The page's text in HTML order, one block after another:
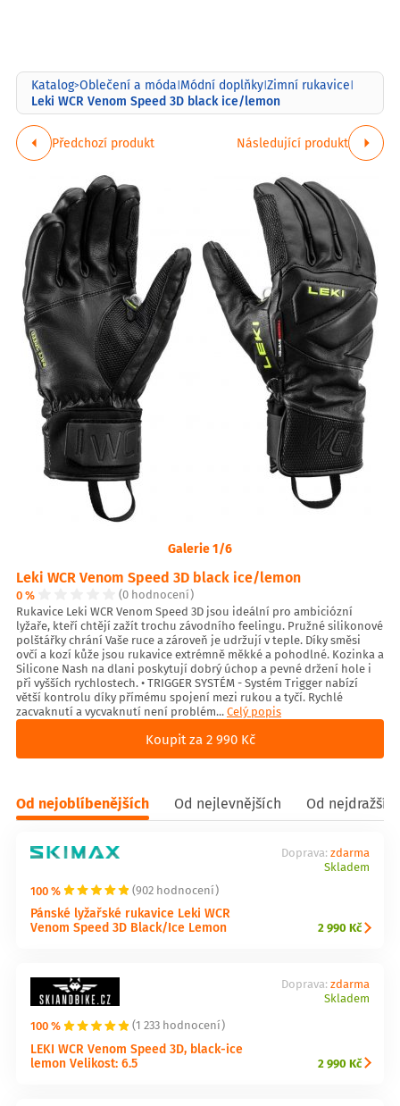
Katalog>Oblečení a móda|Módní doplňky|Zimní rukavice|
Leki WCR Venom Speed 3D black ice/lemon
Předchozí produkt Následující produkt
Galerie 1/6
Leki WCR Venom Speed 3D black ice/lemon
0 %
(0 hodnocení)
Rukavice Leki WCR Venom Speed 3D jsou ideální pro ambiciózní
lyžaře, kteří chtějí zažít trochu závodního feelingu. Pružné silikonové
polštářky chrání Vaše ruce a zároveň je udržují v teple. Díky směsi
ovčí a kozí kůže jsou rukavice extrémně měkké a pohodlné. Kozinka a
Silicone Nash na dlani poskytují dobrý úchop a pevné držení hole i
při vyšších rychlostech. • TRIGGER SYSTÉM - Systém Trigger nabízí
větší kontrolu díky přímému spojení mezi rukou a tyčí. Rychlé
zacvaknutí a vycvaknutí není problém...Celý popis
Koupit za 2 990 Kč
Od nejoblíbenějších Od nejlevnějších Od
100 % (902 hodnocení)
Pánské lyžařské rukavice Leki WCR
Venom Speed 3D Black/Ice Lemon
Doprava: zdarma
Skladem
2 990 Kč
100 % (1 233 hodnocení)
LEKI WCR Venom Speed 3D, black-ice
lemon Velikost: 6.5
Doprava: zdarma
Skladem
2 990 Kč